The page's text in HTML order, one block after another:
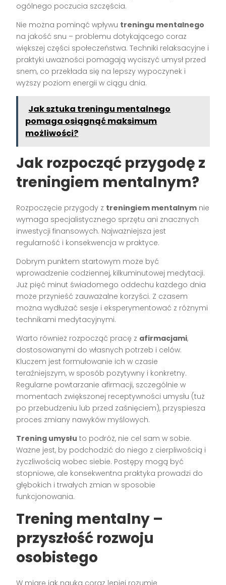
ogólnego poczucia szczęścia.
Nie można pominąć wpływu treningu mentalnego
na jakość snu – problemu dotykającego coraz
większej części społeczeństwa. Techniki relaksacyjne i
praktyki uważności pomagają wyciszyć umysł przed
snem, co przekłada się na lepszy wypoczynek i
wyższy poziom energii w ciągu dnia.
Jak sztuka treningu mentalnego
pomaga osiągnąć maksimum
możliwości?
Jak rozpocząć przygodę z
treningiem mentalnym?
Rozpoczęcie przygody z treningiem mentalnym nie
wymaga specjalistycznego sprzętu ani znacznych
inwestycji finansowych. Najważniejsza jest
regularność i konsekwencja w praktyce.
Dobrym punktem startowym może być
wprowadzenie codziennej, kilkuminutowej medytacji.
Już pięć minut świadomego oddechu każdego dnia
może przynieść zauważalne korzyści. Z czasem
można wydłużać sesje i eksperymentować z różnymi
technikami medytacyjnymi.
Warto również rozpocząć pracę z afirmacjami,
dostosowanymi do własnych potrzeb i celów.
Kluczem jest formułowanie ich w czasie
teraźniejszym, w sposób pozytywny i konkretny.
Regularne powtarzanie afirmacji, szczególnie w
momentach zwiększonej receptywności umysłu (tuż
po przebudzeniu lub przed zaśnięciem), przyspiesza
proces zmiany nawyków myślowych.
Trening umysłu to podróż, nie cel sam w sobie.
Ważne jest, by podchodzić do niego z cierpliwością i
życzliwością wobec siebie. Postępy mogą być
stopniowe, ale konsekwentna praktyka prowadzi do
głębokich i trwałych zmian w sposobie
funkcjonowania.
Trening mentalny –
przyszłość rozwoju
osobistego
W miarę jak nauka coraz lepiej rozumie